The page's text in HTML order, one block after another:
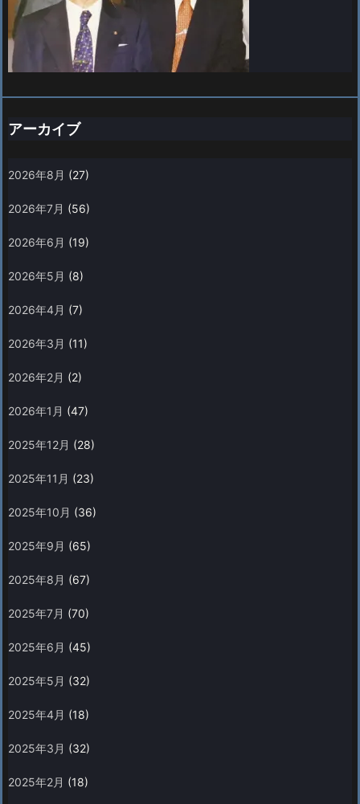
アーカイブ
2026年8月 (27)
2026年7月 (56)
2026年6月 (19)
2026年5月 (8)
2026年4月 (7)
2026年3月 (11)
2026年2月 (2)
2026年1月 (47)
2025年12月 (28)
2025年11月 (23)
2025年10月 (36)
2025年9月 (65)
2025年8月 (67)
2025年7月 (70)
2025年6月 (45)
2025年5月 (32)
2025年4月 (18)
2025年3月 (32)
2025年2月 (18)